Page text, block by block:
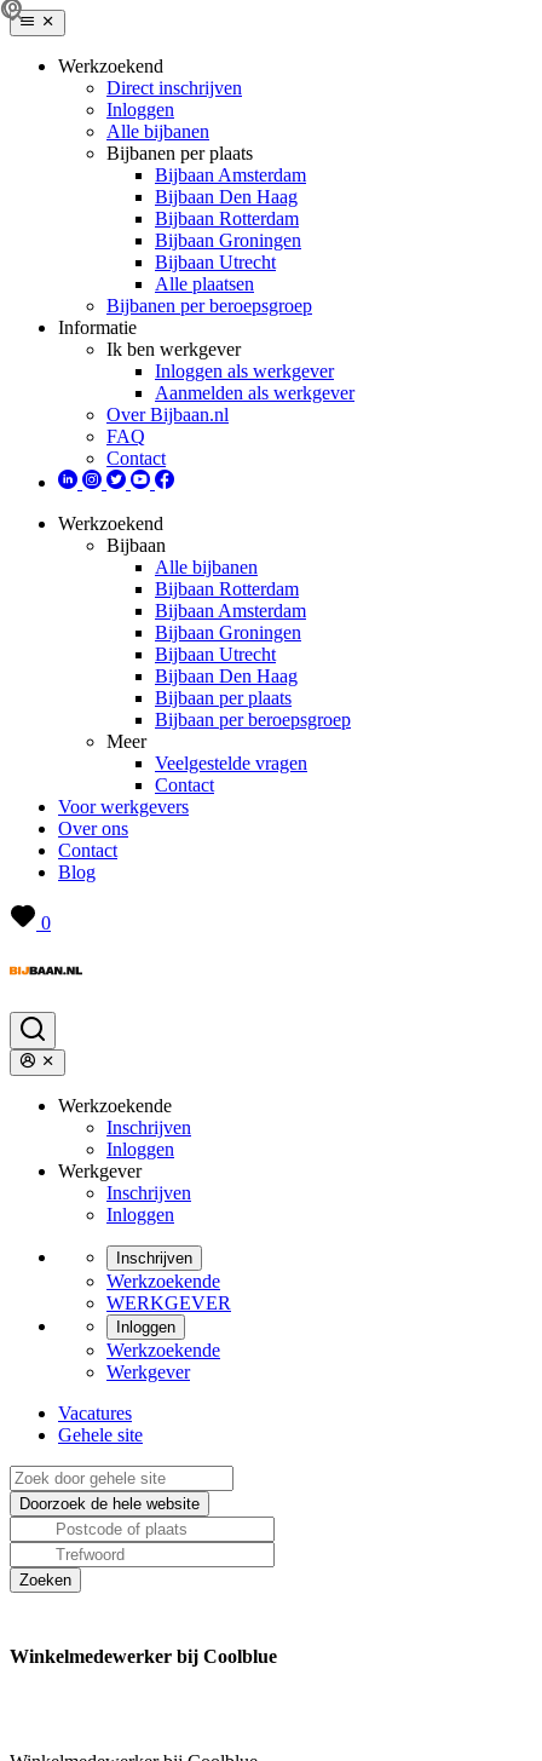
Werkzoekend
Direct inschrijven
Inloggen
Alle bijbanen
Bijbanen per plaats
Bijbaan Amsterdam
Bijbaan Den Haag
Bijbaan Rotterdam
Bijbaan Groningen
Bijbaan Utrecht
Alle plaatsen
Bijbanen per beroepsgroep
Informatie
Ik ben werkgever
Inloggen als werkgever
Aanmelden als werkgever
Over Bijbaan.nl
FAQ
Contact
Werkzoekend
Bijbaan
Alle bijbanen
Bijbaan Rotterdam
Bijbaan Amsterdam
Bijbaan Groningen
Bijbaan Utrecht
Bijbaan Den Haag
Bijbaan per plaats
Bijbaan per beroepsgroep
Meer
Veelgestelde vragen
Contact
Voor werkgevers
Over ons
Contact
Blog
0
Werkzoekende
Inschrijven
Inloggen
Werkgever
Inschrijven
Inloggen
Inschrijven
Werkzoekende
WERKGEVER
Inloggen
Werkzoekende
Werkgever
Vacatures
Gehele site
Winkelmedewerker bij Coolblue